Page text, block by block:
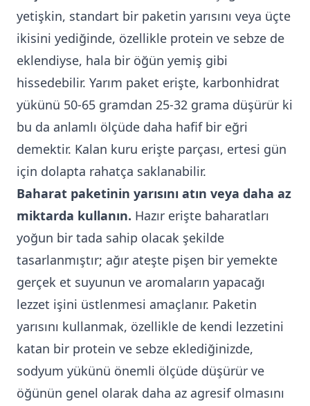
yetişkin, standart bir paketin yarısını veya üçte
ikisini yediğinde, özellikle protein ve sebze de
eklendiyse, hala bir öğün yemiş gibi
hissedebilir. Yarım paket erişte, karbonhidrat
yükünü 50-65 gramdan 25-32 grama düşürür ki
bu da anlamlı ölçüde daha hafif bir eğri
demektir. Kalan kuru erişte parçası, ertesi gün
için dolapta rahatça saklanabilir.
Baharat paketinin yarısını atın veya daha az
miktarda kullanın. Hazır erişte baharatları
yoğun bir tada sahip olacak şekilde
tasarlanmıştır; ağır ateşte pişen bir yemekte
gerçek et suyunun ve aromaların yapacağı
lezzet işini üstlenmesi amaçlanır. Paketin
yarısını kullanmak, özellikle de kendi lezzetini
katan bir protein ve sebze eklediğinizde,
sodyum yükünü önemli ölçüde düşürür ve
öğünün genel olarak daha az agresif olmasını